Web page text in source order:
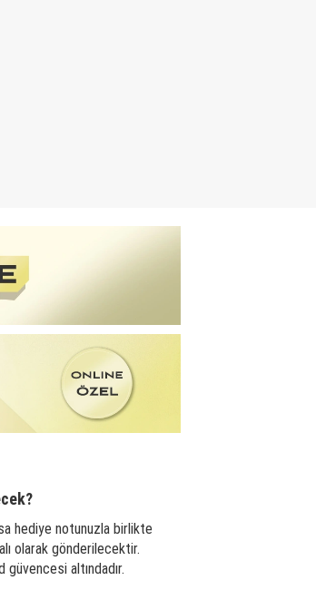
hediye notunuzla birlikte
olarak gönderilecektir.
altındadır.